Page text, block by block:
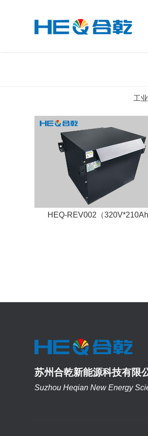
工
HEQ-REV002（320V*210Ah
苏州合乾新能源科技有限
Suzhou Heqian New Energy